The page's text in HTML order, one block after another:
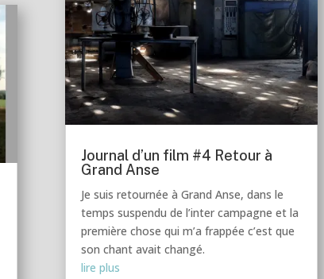
Journal d’un film #4 Retour à
Grand Anse
Je suis retournée à Grand Anse, dans le
temps suspendu de l’inter campagne et la
première chose qui m’a frappée c’est que
son chant avait changé.
lire plus